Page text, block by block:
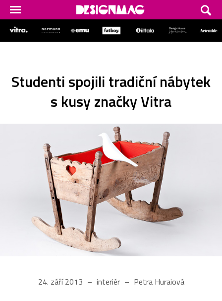
Studenti spojili tradiční nábytek
s kusy značky Vitra
24. září 2013 interiér Petra Huraiová